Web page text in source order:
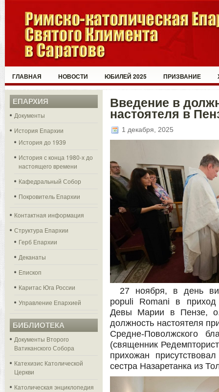
ГЛАВНАЯ НОВОСТИ ЮБИЛЕЙ 2025 ПРИЗВАНИЕ
ЕПАРХИЯ
Документы
История Епархии
История до 1939
История с конца 1980-х до
настоящего времени
Кафедральный Собор
Покровитель Епархии
Контактная информация
Структура Епархии
Герб Епархии
Деканаты
Епископ
Каритас Юга России
Управление Епархией
БИБЛИОТЕКА
Документы Второго
Ватиканского Собора
Катехизис Католической
Церкви
Католическая энциклопедия
Введение в
настоятеля в
1 декабря, 2025
27 ноября, в день
populi Romani в приход
Девы Марии в Пензе,
должность настоятеля
Средне-Поволжского
(священник
прихожан
сестра Назаретанка из